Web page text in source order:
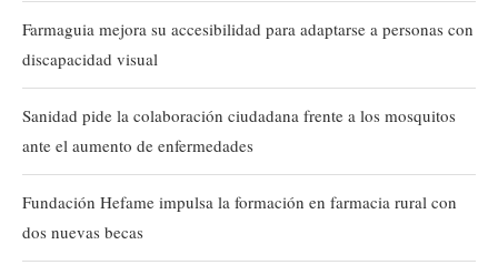
Farmaguia mejora su accesibilidad para adaptarse a personas con
discapacidad visual
Sanidad pide la colaboración ciudadana frente a los mosquitos
ante el aumento de enfermedades
Fundación Hefame impulsa la formación en farmacia rural con
dos nuevas becas